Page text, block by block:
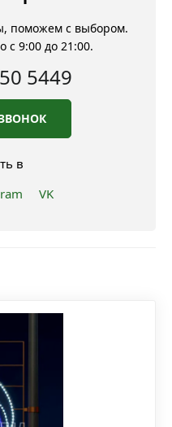
поможем с выбором.
с 9:00 до 21:00.
5449
в
VK